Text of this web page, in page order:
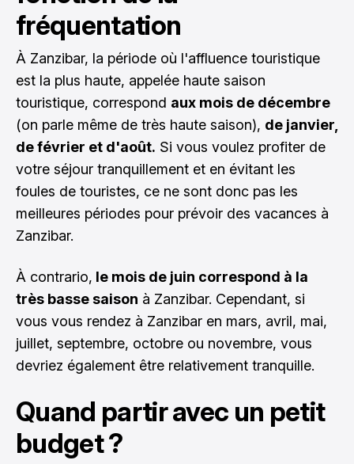
fréquentation
À Zanzibar, la période où l'affluence touristique
est la plus haute, appelée haute saison
touristique, correspond aux mois de décembre
(on parle même de très haute saison), de janvier,
de février et d'août. Si vous voulez profiter de
votre séjour tranquillement et en évitant les
foules de touristes, ce ne sont donc pas les
meilleures périodes pour prévoir des vacances à
Zanzibar.
À contrario, le mois de juin correspond à la
très basse saison à Zanzibar. Cependant, si
vous vous rendez à Zanzibar en mars, avril, mai,
juillet, septembre, octobre ou novembre, vous
devriez également être relativement tranquille.
Quand partir avec un petit
budget ?